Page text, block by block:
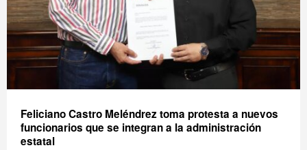
Feliciano Castro Meléndrez toma protesta a nuevos
funcionarios que se integran a la administración
estatal